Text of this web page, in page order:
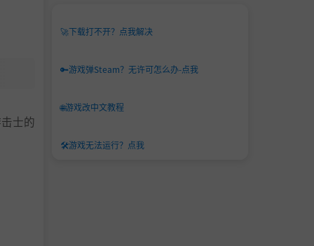
士的
🚀下载打不开？点我解决
🔑游戏弹Steam？无许可怎么办-点我
🌐游戏改中文教程
🛠️游戏无法运行？点我